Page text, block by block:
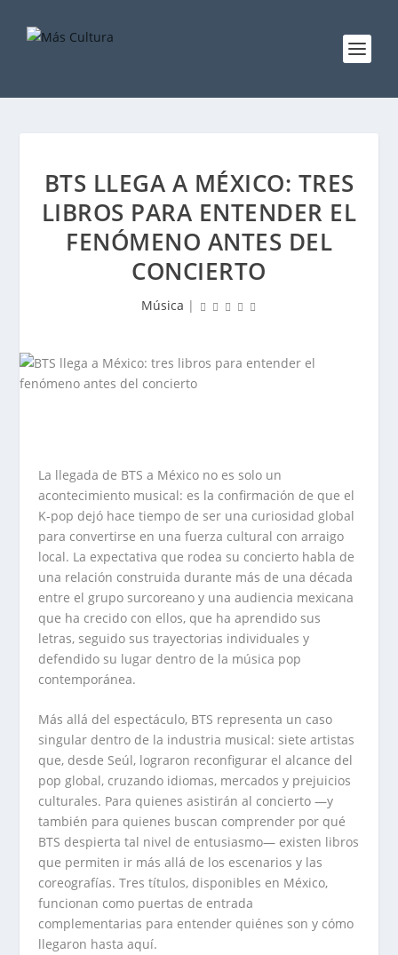
BTS LLEGA A MÉXICO: TRES
LIBROS PARA ENTENDER EL
FENÓMENO ANTES DEL
CONCIERTO
Música |
La llegada de BTS a México no es solo un
acontecimiento musical: es la confirmación de que el
K-pop dejó hace tiempo de ser una curiosidad global
para convertirse en una fuerza cultural con arraigo
local. La expectativa que rodea su concierto habla de
una relación construida durante más de una década
entre el grupo surcoreano y una audiencia mexicana
que ha crecido con ellos, que ha aprendido sus
letras, seguido sus trayectorias individuales y
defendido su lugar dentro de la música pop
contemporánea.
Más allá del espectáculo, BTS representa un caso
singular dentro de la industria musical: siete artistas
que, desde Seúl, lograron reconfigurar el alcance del
pop global, cruzando idiomas, mercados y prejuicios
culturales. Para quienes asistirán al concierto —y
también para quienes buscan comprender por qué
BTS despierta tal nivel de entusiasmo— existen libros
que permiten ir más allá de los escenarios y las
coreografías. Tres títulos, disponibles en México,
funcionan como puertas de entrada
complementarias para entender quiénes son y cómo
llegaron hasta aquí.